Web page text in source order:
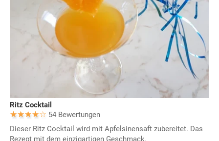
Ritz Cocktail
54 Bewertungen
Dieser Ritz Cocktail wird mit Apfelsinensaft zubereitet. Das
Rezept mit dem einzigartigen Geschmack.